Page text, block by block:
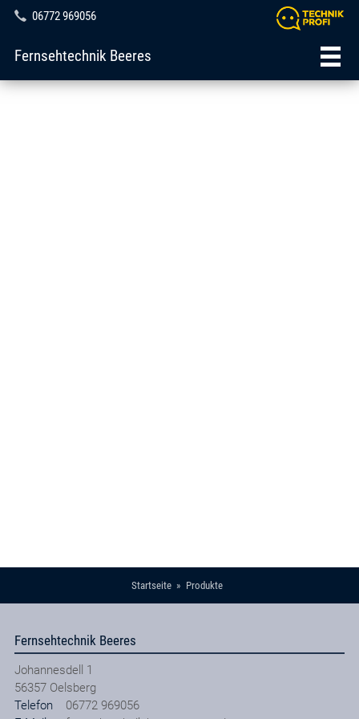
06772 969056
Fernsehtechnik Beeres
Startseite Produkte
Fernsehtechnik Beeres
Johannesdell 1
56357 Oelsberg
Telefon
06772 969056